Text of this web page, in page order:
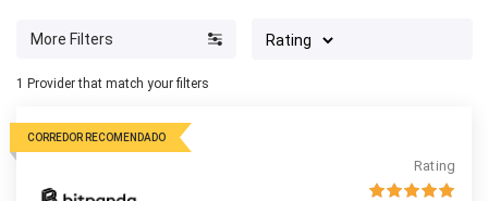
More Filters
1 Provider that match your filters
CORREDOR RECOMENDADO
Rating